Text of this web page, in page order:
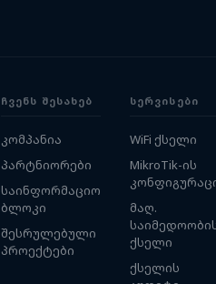
ᲩᲕᲔᲜᲡ ᲨᲔᲡᲐᲮᲔᲑ
კომპანია
პარტნიორები
საინფორმაციო
ბლოკი
შესრულებული
პროექტები
ᲡᲔᲠᲕᲘᲡᲔᲑᲘ
WiFi ქსელი
MikroTik-ის
მაღ.
ქსელი
ქსელის